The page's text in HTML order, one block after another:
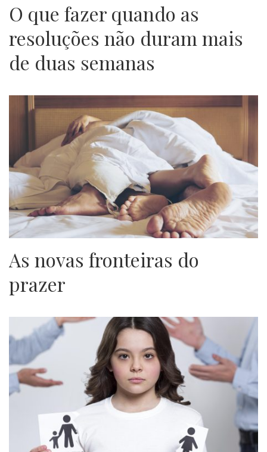
O que fazer quando as
resoluções não duram mais
de duas semanas
As novas fronteiras do
prazer